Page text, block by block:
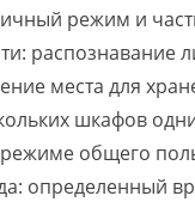
режим и
распознавание
места для
шкафов
общего
определенный